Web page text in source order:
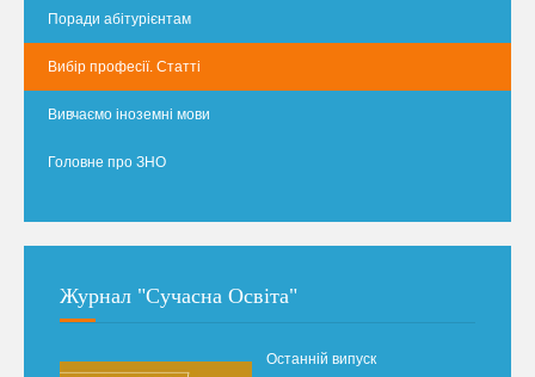
Поради абітурієнтам
Вибір професії. Статті
Вивчаємо іноземні мови
Головне про ЗНО
Журнал "Сучасна Освіта"
Останній випуск